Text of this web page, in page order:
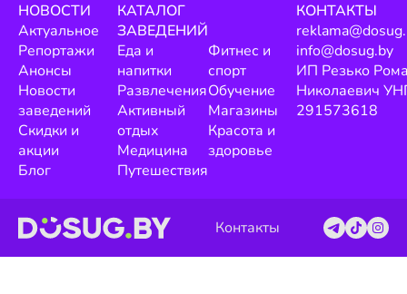
НОВОСТИ
Актуальное
Репортажи
Анонсы
Новости
заведений
Скидки и
акции
Блог
КАТАЛОГ
ЗАВЕДЕНИЙ
Еда и
напитки
Развлечения
Активный
отдых
Медицина
Путешествия
Фитнес и
спорт
Обучение
Магазины
Красота и
здоровье
КОНТАКТЫ
info@dosug.by
ИП Резько
Николаевич
291573618
Контакты